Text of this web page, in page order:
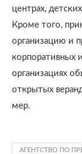
центрах,
Кроме того,
организацию и
корпоративных
организациях
открытых
мер.
АГЕНТСТВО ПО